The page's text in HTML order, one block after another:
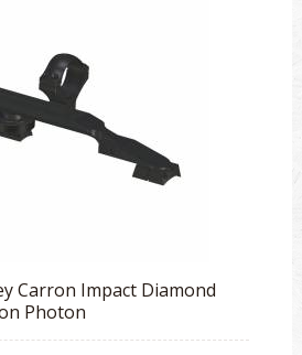
Carron Impact Diamond
Photon